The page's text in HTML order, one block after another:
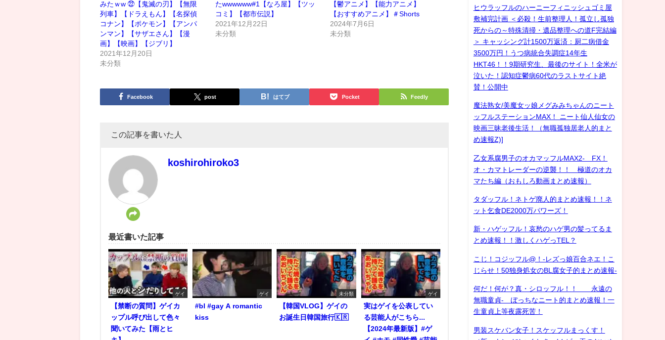
みたｗw ㉒【鬼滅の刃】【無限
列車】【ドラえもん】【名探偵
コナン】【ポケモン】【アンパ
ンマン】【サザエさん】【漫
画】【映画】【ジブリ】
2021年12月20日
未分類
たwwwwww#1【なろ屋】【ツッ
コミ】【都市伝説】
2021年12月22日
未分類
【鬱アニメ】【能力アニメ】
【おすすめアニメ】＃Shorts
2024年7月6日
未分類
Facebook post はてブ Pocket Feedly
この記事を書いた人
koshirohiroko3
最近書いた記事
ゲイ
【禁断の質問】ゲイカ
ップル呼び出して色々
聞いてみた【雨とヒ
ゲイ
#bl #gay A romantic
kiss
未分類
【韓国VLOG】ゲイの
お誕生日韓国旅行🇰🇷
ゲイ
実はゲイを公表してい
る芸能人がこちら...
【2024年最新版】#ゲ
ヒウラッフルのハーニーフィニッシュゴミ屋
敷補完計画 ＜必殺！生前整理人！孤立し孤独
死からの～特殊清掃・遺品整理への道F完結編
＞ キャッシング計1500万返済：厨二病借金
3500万円！うつ病統合失調症14年生
HKT46！！9期研究生、最後のサイト！全米が
泣いた！認知症鬱病60代のラストサイト絶
賛！公開中
魔法熟女/美魔女ッ娘メグみみちゃんのニート
ッフルステーションMAX！ ニート仙人仙女の
映画三昧老後生活！（無職孤独居老人的まと
め速報Z)]
乙女系腐男子のオカマッフルMAX2- FX！
オ・カマトレーダーの逆襲！！ 極道のオカ
マたち編（おもしろ動画まとめ速報）
タダッフル！ネトゲ廃人的まとめ速報！！ネ
ット乞食DE2000万パワーズ！
新・ハゲッフル！哀愁のハゲ男の髪ってるま
とめ速報！！激しくハゲっTEL？
こじ！コジッフル@！-レズっ娘百合ネエ！こ
じらせ！50独身処女のBL腐女子的まとめ速報-
何だ！何が？真・シロッフル！！ 永遠の
無職童貞- ぼっちなニート的まとめ速報！一
生童貞上等夜露死苦！
男装スケバン女子！スケッフルまっくす！